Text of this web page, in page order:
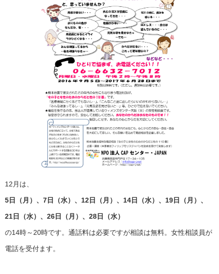
12月は、
5日（月）、7日（水）、12日（月）、14日（水）、19日（月）、
21日（水）、26日（月）、28日（水）
の14時～20時です。通話料は必要ですが相談は無料。女性相談員が
電話を受付ます。